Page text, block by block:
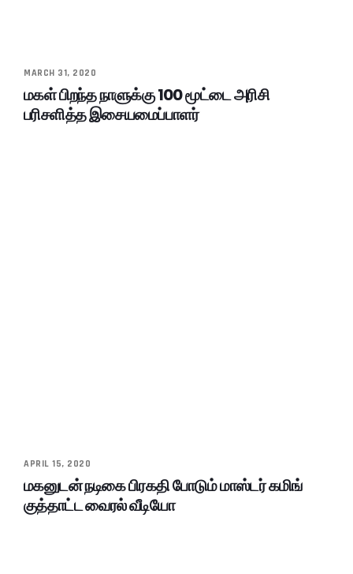
MARCH 31, 2020
மகள் பிறந்த நாளுக்கு 100 மூட்டை அரிசி
பரிசளித்த இசையமைப்பாளர்
APRIL 15, 2020
மகனுடன் நடிகை பிரகதி போடும் மாஸ்டர் கமிங்
குத்தாட்ட வைரல் வீடியோ